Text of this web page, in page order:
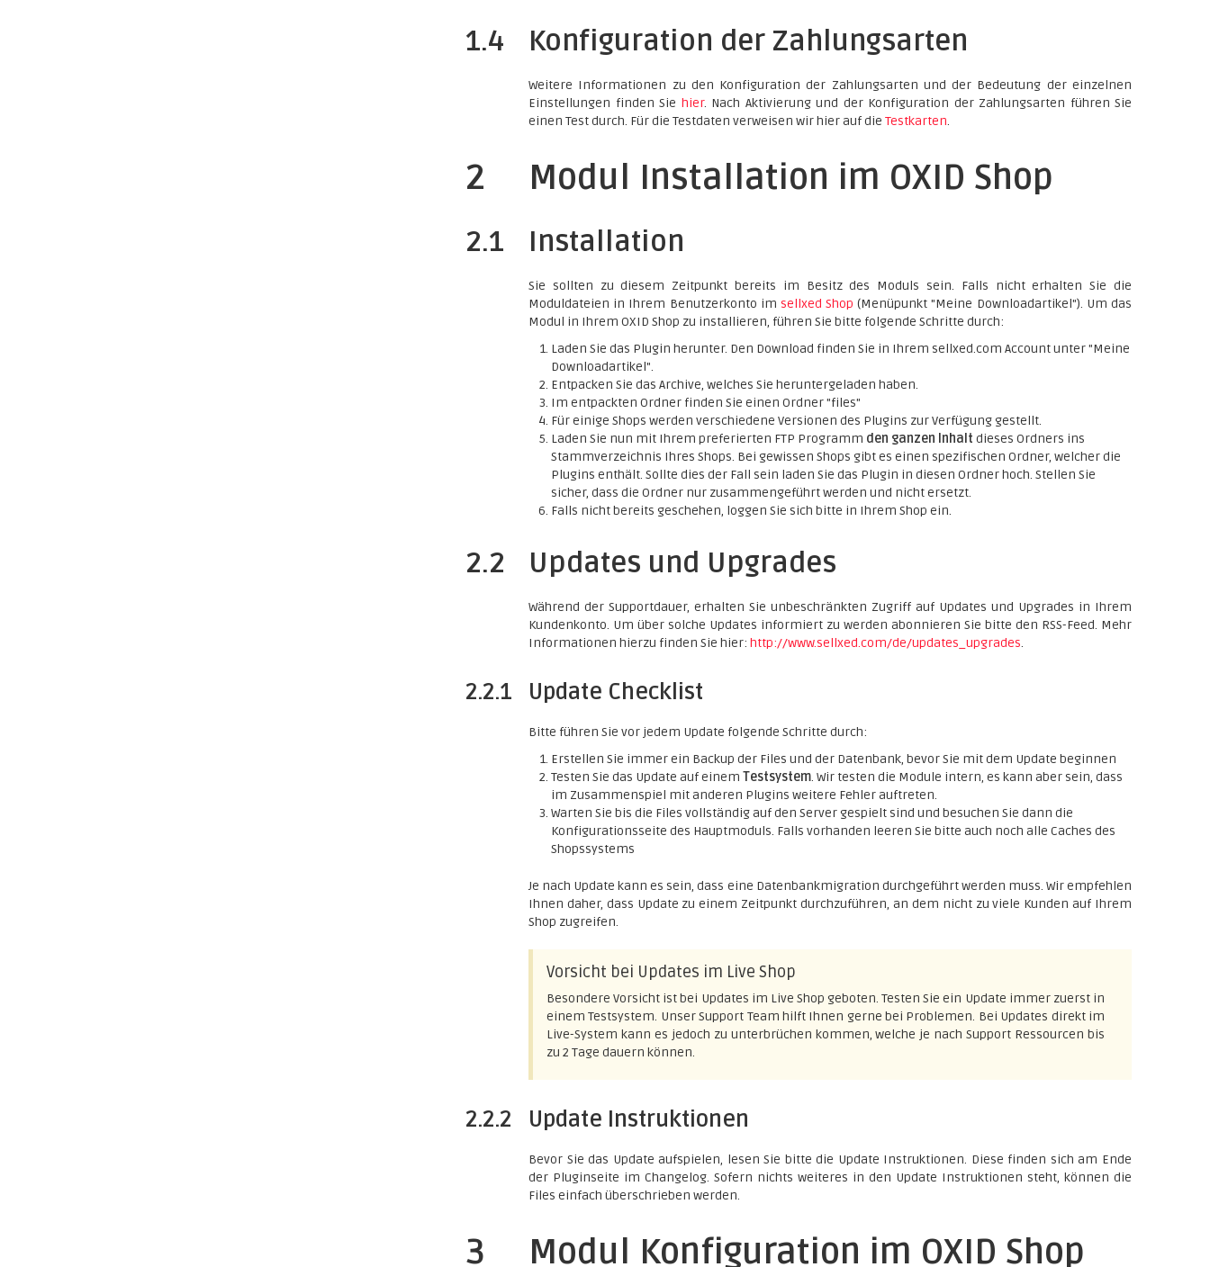
1.4 Konfiguration der Zahlungsarten
Weitere Informationen zu den Konfiguration der Zahlungsarten und der Bedeutung der einzelnen
Einstellungen finden Sie hier. Nach Aktivierung und der Konfiguration der Zahlungsarten führen Sie
einen Test durch. Für die Testdaten verweisen wir hier auf die Testkarten.
2 Modul Installation im OXID Shop
2.1 Installation
Sie sollten zu diesem Zeitpunkt bereits im Besitz des Moduls sein. Falls nicht erhalten Sie die
Moduldateien in Ihrem Benutzerkonto im sellxed Shop (Menüpunkt "Meine Downloadartikel"). Um das
Modul in Ihrem OXID Shop zu installieren, führen Sie bitte folgende Schritte durch:
Laden Sie das Plugin herunter. Den Download finden Sie in Ihrem sellxed.com Account unter "Meine
Downloadartikel".
Entpacken Sie das Archive, welches Sie heruntergeladen haben.
Im entpackten Ordner finden Sie einen Ordner "files"
Für einige Shops werden verschiedene Versionen des Plugins zur Verfügung gestellt.
Laden Sie nun mit Ihrem preferierten FTP Programm den ganzen Inhalt dieses Ordners ins
Stammverzeichnis Ihres Shops. Bei gewissen Shops gibt es einen spezifischen Ordner, welcher die
Plugins enthält. Sollte dies der Fall sein laden Sie das Plugin in diesen Ordner hoch. Stellen Sie
sicher, dass die Ordner nur zusammengeführt werden und nicht ersetzt.
Falls nicht bereits geschehen, loggen Sie sich bitte in Ihrem Shop ein.
2.2 Updates und Upgrades
Während der Supportdauer, erhalten Sie unbeschränkten Zugriff auf Updates und Upgrades in Ihrem
Kundenkonto. Um über solche Updates informiert zu werden abonnieren Sie bitte den RSS-Feed. Mehr
Informationen hierzu finden Sie hier: http://www.sellxed.com/de/updates_upgrades.
2.2.1 Update Checklist
Bitte führen Sie vor jedem Update folgende Schritte durch:
Erstellen Sie immer ein Backup der Files und der Datenbank, bevor Sie mit dem Update beginnen
Testen Sie das Update auf einem Testsystem. Wir testen die Module intern, es kann aber sein, dass
im Zusammenspiel mit anderen Plugins weitere Fehler auftreten.
Warten Sie bis die Files vollständig auf den Server gespielt sind und besuchen Sie dann die
Konfigurationsseite des Hauptmoduls. Falls vorhanden leeren Sie bitte auch noch alle Caches des
Shopssystems
Je nach Update kann es sein, dass eine Datenbankmigration durchgeführt werden muss. Wir empfehlen
Ihnen daher, dass Update zu einem Zeitpunkt durchzuführen, an dem nicht zu viele Kunden auf Ihrem
Shop zugreifen.
Vorsicht bei Updates im Live Shop
Besondere Vorsicht ist bei Updates im Live Shop geboten. Testen Sie ein Update immer zuerst in
einem Testsystem. Unser Support Team hilft Ihnen gerne bei Problemen. Bei Updates direkt im
Live-System kann es jedoch zu unterbrüchen kommen, welche je nach Support Ressourcen bis
zu 2 Tage dauern können.
2.2.2 Update Instruktionen
Bevor Sie das Update aufspielen, lesen Sie bitte die Update Instruktionen. Diese finden sich am Ende
der Pluginseite im Changelog. Sofern nichts weiteres in den Update Instruktionen steht, können die
Files einfach überschrieben werden.
3 Modul Konfiguration im OXID Shop